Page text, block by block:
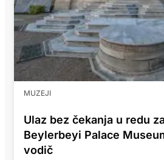
MUZEJI
Ulaz bez čekanja u redu
Beylerbeyi Palace
vodič